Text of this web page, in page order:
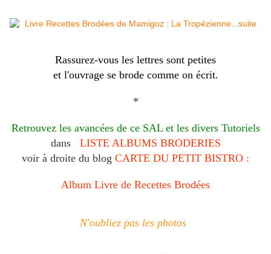
Rassurez-vous les lettres sont petites
et l'ouvrage se brode comme on écrit.
*
Retrouvez les avancées de ce SAL et les divers Tutoriels
dans
LISTE ALBUMS BRODERIES
voir à droite du blog CARTE DU PETIT BISTRO :
Album Livre de Recettes Brodées
N'oubliez pas les photos